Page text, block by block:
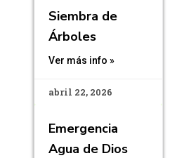
Siembra de
Árboles
Ver más info »
abril 22, 2026
Emergencia
Agua de Dios